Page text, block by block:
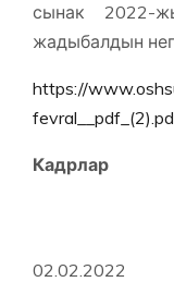
сынак 2022-
жадыбалдын
https://
Кадрлар
02.02.2022